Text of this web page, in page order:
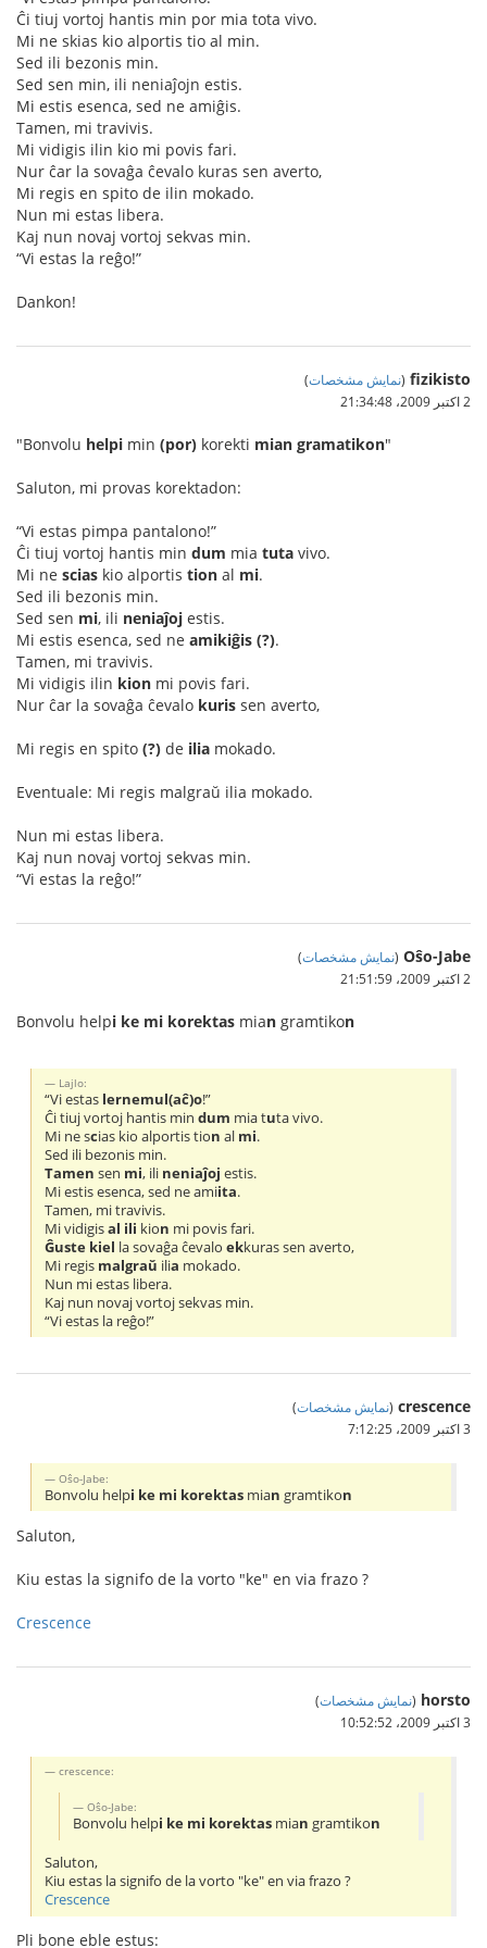
Ĉi tiuj vortoj hantis min por mia tota vivo.
Mi ne skias kio alportis tio al min.
Sed ili bezonis min.
Sed sen min, ili neniaĵojn estis.
Mi estis esenca, sed ne amiĝis.
Tamen, mi travivis.
Mi vidigis ilin kio mi povis fari.
Nur ĉar la sovaĝa ĉevalo kuras sen averto,
Mi regis en spito de ilin mokado.
Nun mi estas libera.
Kaj nun novaj vortoj sekvas min.
“Vi estas la reĝo!”
Dankon!
fizikisto
(نمایش مشخصات)
2 اکتبر 2009،‏ 21:34:48
"Bonvolu helpi min (por) korekti mian gramatikon"
Saluton, mi provas korektadon:
“Vi estas pimpa pantalono!”
Ĉi tiuj vortoj hantis min dum mia tuta vivo.
Mi ne scias kio alportis tion al mi.
Sed ili bezonis min.
Sed sen mi, ili neniaĵoj estis.
Mi estis esenca, sed ne amikiĝis (?).
Tamen, mi travivis.
Mi vidigis ilin kion mi povis fari.
Nur ĉar la sovaĝa ĉevalo kuris sen averto,
Mi regis en spito (?) de ilia mokado.
Eventuale: Mi regis malgraŭ ilia mokado.
Nun mi estas libera.
Kaj nun novaj vortoj sekvas min.
“Vi estas la reĝo!”
Oŝo-Jabe
(نمایش مشخصات)
2 اکتبر 2009،‏ 21:51:59
Bonvolu helpi ke mi korektas mian gramtikon
Lajlo:
“Vi estas lernemul(aĉ)o!”
Ĉi tiuj vortoj hantis mindum mia tuta vivo.
Mi ne scias kio alportis tion al mi.
Sed ili bezonis min.
Tamen sen mi, ili neniaĵoj estis.
Mi estis esenca, sed ne amiita.
Tamen, mi travivis.
Mi vidigisal ili kion mi povis fari.
Ĝuste kiel la sovaĝa ĉevaloekkuras sen averto,
Mi regis malgraŭ ilia mokado.
Nun mi estas libera.
Kaj nun novaj vortoj sekvas min.
“Vi estas la reĝo!”
crescence
(نمایش مشخصات)
3 اکتبر 2009،‏ 7:12:25
Oŝo-Jabe:
Bonvolu helpi ke mi korektas mian gramtikon
Saluton,
Kiu estas la signifo de la vorto "ke" en via frazo ?
Crescence
horsto
(نمایش مشخصات)
3 اکتبر 2009،‏ 10:52:52
crescence:
Oŝo-Jabe:
Bonvolu helpi ke mi korektas mian gramtikon
Saluton,
Kiu estas la signifo de la vorto "ke" en via frazo ?
Crescence
Pli bone eble estus: